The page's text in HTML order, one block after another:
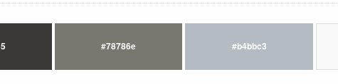
#78786e #b4bbc3